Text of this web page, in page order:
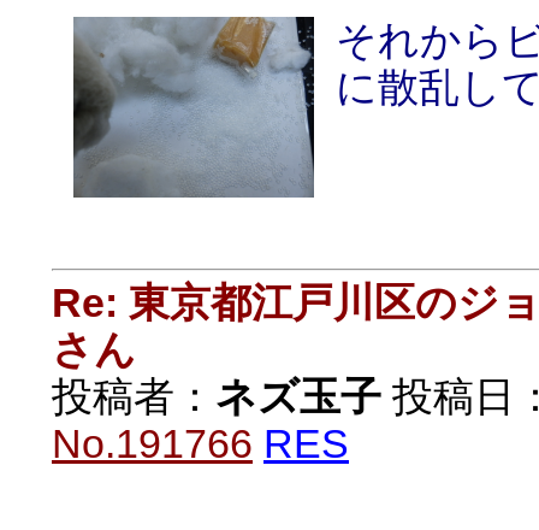
それから
に散乱し
Re: 東京都江戸川区のジ
さん
投稿者： ネズ玉子 投稿日
No.191766 RES